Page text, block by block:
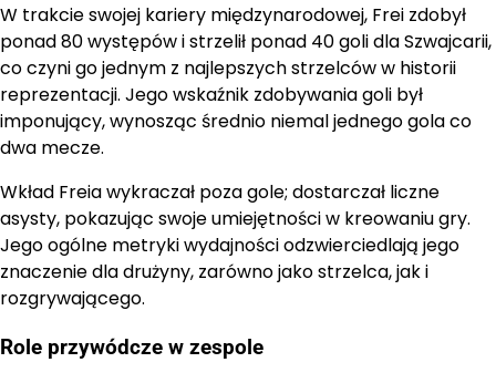
W trakcie swojej kariery międzynarodowej, Frei zdobył
ponad 80 występów i strzelił ponad 40 goli dla Szwajcarii,
co czyni go jednym z najlepszych strzelców w historii
reprezentacji. Jego wskaźnik zdobywania goli był
imponujący, wynosząc średnio niemal jednego gola co
dwa mecze.
Wkład Freia wykraczał poza gole; dostarczał liczne
asysty, pokazując swoje umiejętności w kreowaniu gry.
Jego ogólne metryki wydajności odzwierciedlają jego
znaczenie dla drużyny, zarówno jako strzelca, jak i
rozgrywającego.
Role przywódcze w zespole